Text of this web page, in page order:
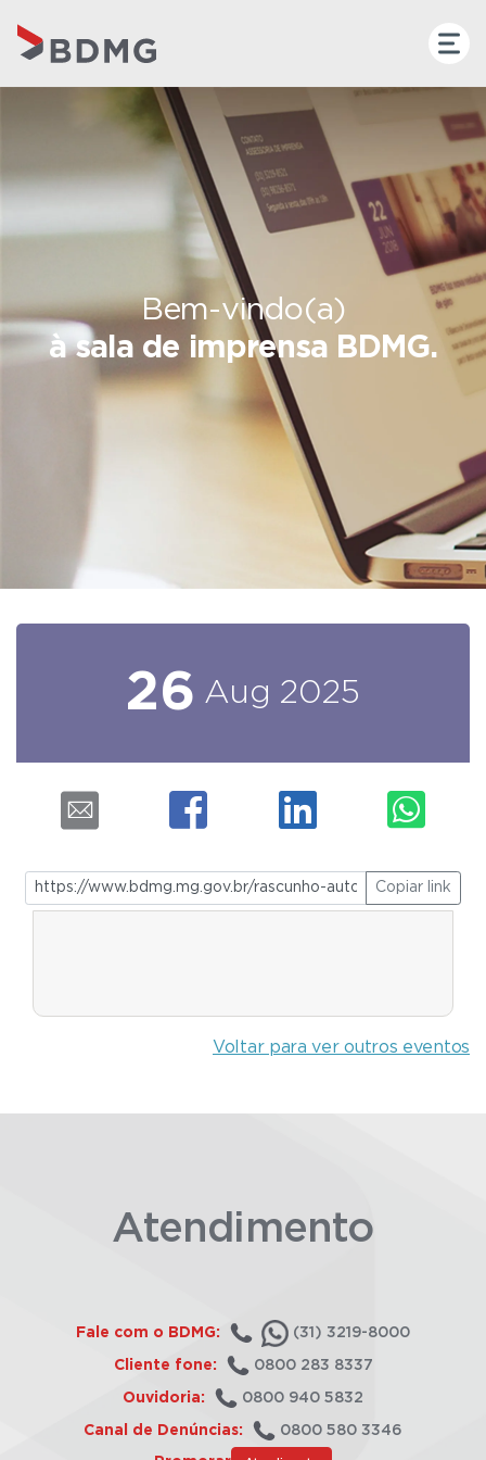
Bem-vindo(a)
à sala de imprensa BDMG.
26 Aug 2025
Copiar link
Voltar para ver outros eventos
Atendimento
Fale com o BDMG: (31) 3219-8000
Cliente fone: 0800 283 8337
Ouvidoria: 0800 940 5832
Canal de Denúncias: 0800 580 3346